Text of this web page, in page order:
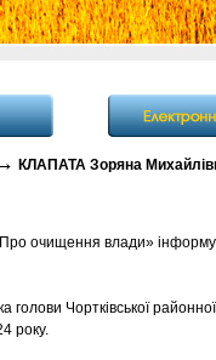
КЛАПАТА Зоряна
очищення влади»
Чортківської
року.